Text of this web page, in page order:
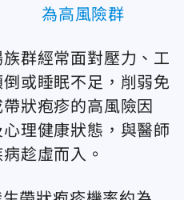
為高風險群
群經常面對壓力、工
或睡眠不足，削弱免
狀疱疹的高風險因
理健康狀態，與醫師
趁虛而入。